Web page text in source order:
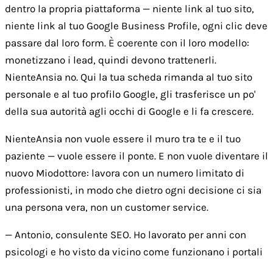
dentro la propria piattaforma — niente link al tuo sito,
niente link al tuo Google Business Profile, ogni clic deve
passare dal loro form. È coerente con il loro modello:
monetizzano i lead, quindi devono trattenerli.
NienteAnsia no. Qui la tua scheda rimanda al tuo sito
personale e al tuo profilo Google, gli trasferisce un po'
della sua autorità agli occhi di Google e li fa crescere.
NienteAnsia non vuole essere il muro tra te e il tuo
paziente — vuole essere il ponte. E non vuole diventare il
nuovo Miodottore: lavora con un numero limitato di
professionisti, in modo che dietro ogni decisione ci sia
una persona vera, non un customer service.
— Antonio, consulente SEO. Ho lavorato per anni con
psicologi e ho visto da vicino come funzionano i portali